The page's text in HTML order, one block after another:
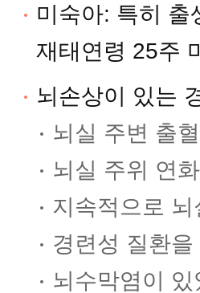
미숙아: 특히 출
재태연령 25주
뇌손상이 있는
뇌실 주변 출
뇌실 주위 연
지속적으로
경련성 질환
뇌수막염이 있